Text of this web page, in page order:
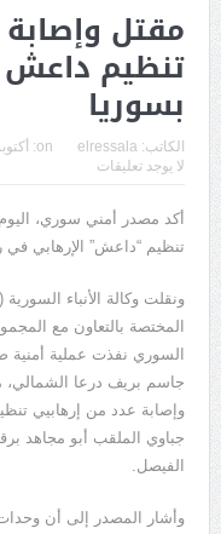
مقتل
تنظيم
بسوريا
الكاتب: elressala
on: أكتوبر 14, 2022
لا يوجد تعليقات
أكد مصدر أمني سوري،
تنظيم “داعش” الإرهابي في
ونقلت وكالة الأنباء
المختصة بالتعاون مع
السوري نفذت عملية أمنية
جاسم بريف درعا
وإصابة عدد من إرهابيي
جباوي الملقب أبو مجاهد
الفيصل.
وأشار المصدر إلى أن